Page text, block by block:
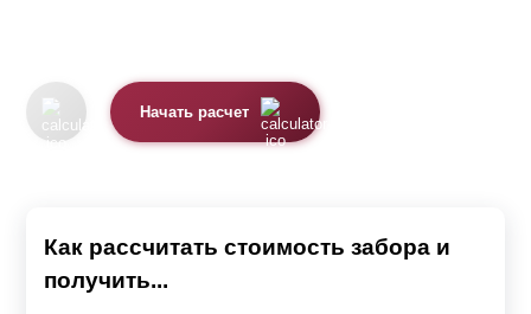
Начать расчет
Как рассчитать стоимость забора и
получить...